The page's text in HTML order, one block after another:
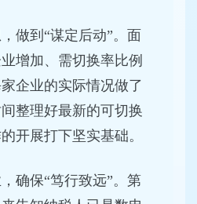
做到“谋定后动”。面
增加、需切换率比例
企业的实际情况做了
整理好最新的可切换
开展打下坚实基础。
确保“笃行致远”。第